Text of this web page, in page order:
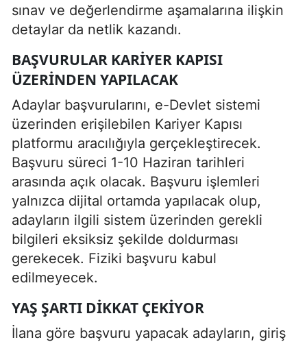
sınav ve değerlendirme aşamalarına ilişkin
detaylar da netlik kazandı.
BAŞVURULAR KARIYER KAPISI
ÜZERINDEN YAPILACAK
Adaylar başvurularını, e-Devlet sistemi
üzerinden erişilebilen Kariyer Kapısı
platformu aracılığıyla gerçekleştirecek.
Başvuru süreci 1-10 Haziran tarihleri
arasında açık olacak. Başvuru işlemleri
yalnızca dijital ortamda yapılacak olup,
adayların ilgili sistem üzerinden gerekli
bilgileri eksiksiz şekilde doldurması
gerekecek. Fiziki başvuru kabul
edilmeyecek.
YAŞ ŞARTI DIKKAT ÇEKIYOR
İlana göre başvuru yapacak adayların, giriş